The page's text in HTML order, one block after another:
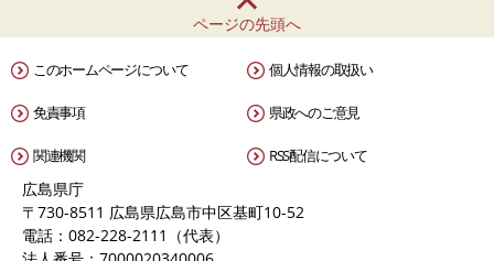
ページの先頭へ
このホームページについて 個人情報の取扱い
免責事項 県政へのご意見
関連機関 RSS配信について
広島県庁
〒730-8511 広島県広島市中区基町10-52
電話：082-228-2111（代表）